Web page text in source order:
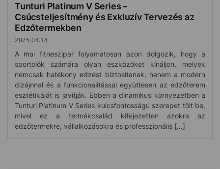
Tunturi Platinum V Series –
Csúcsteljesítmény és Exkluzív Tervezés az
Edzőtermekben
2025.04.14.
A mai fitneszipar folyamatosan azon dolgozik, hogy a
sportolók számára olyan eszközöket kínáljon, melyek
nemcsak hatékony edzést biztosítanak, hanem a modern
dizájnnal és a funkcionalitással együttesen az edzőterem
esztétikáját is javítják. Ebben a dinamikus környezetben a
Tunturi Platinum V Series kulcsfontosságú szerepet tölt be,
mivel ez a termékcsalád kifejezetten azokra az
edzőtermekre, vállalkozásokra és professzionális […]